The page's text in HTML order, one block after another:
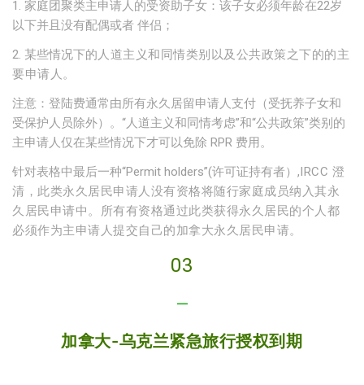
1. 家庭团聚类主申请人的受资助子女：该子女必须年龄在22岁
以下并且没有配偶或者 伴侣；
2. 某些情况下的人道主义和同情类别以及公共政策之下的的主
要申请人。
注意：登陆费通常由所有永久居留申请人支付（受抚养子女和
受保护人员除外）。“人道主义和同情考虑”和“公共政策”类别的
主申请人仅在某些情况下才可以免除 RPR 费用。
针对表格中最后一种“Permit holders”(许可证持有者）,IRCC 澄
清，此类永久居民申请人没有资格将随行家庭成员纳入其永
久居民申请中。所有有资格通过此类获得永久居民的个人都
必须作为主申请人提交自己的加拿大永久居民申请。
03
—
加拿大-乌克兰紧急旅行授权到期